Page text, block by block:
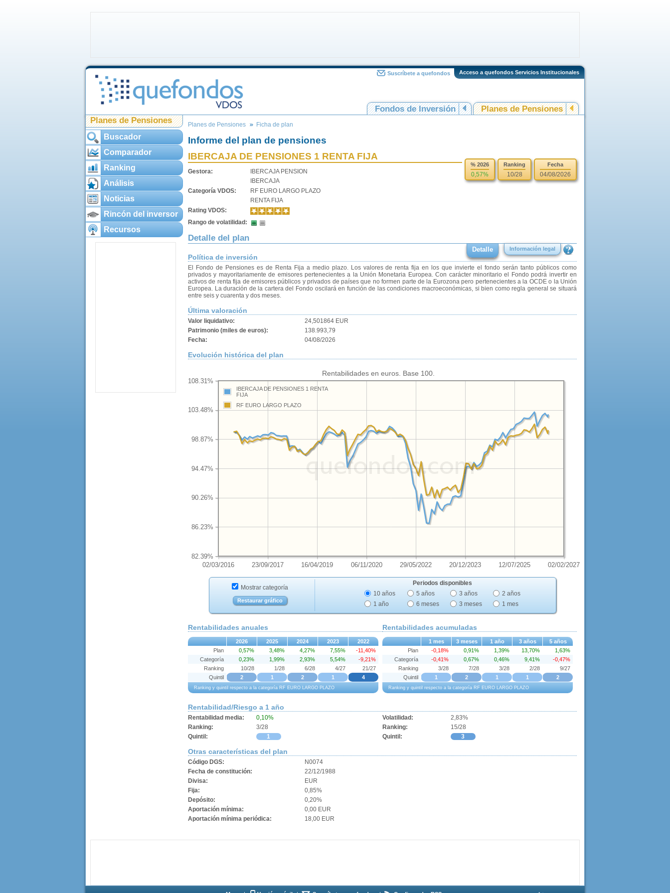
Acceso a quefondos Servicios Institucionales
Suscríbete a quefondos
Fondos de Inversión
Planes de Pensiones
Planes de Pensiones
Buscador
Comparador
Ranking
Análisis
Noticias
Rincón del inversor
Recursos
Planes de Pensiones Ficha de plan
Informe del plan de pensiones
IBERCAJA DE PENSIONES 1 RENTA FIJA
Gestora:
IBERCAJA PENSION
IBERCAJA
Categoría VDOS:
RF EURO LARGO PLAZO
RENTA FIJA
Rating VDOS:
Rango de volatilidad:
% 2026
0,57%
Ranking
10/28
Fecha
04/08/2026
Detalle del plan
Detalle Información legal
Política de inversión
El Fondo de Pensiones es de Renta Fija a medio plazo. Los valores de renta fija en los que invierte el fondo serán tanto públicos como
privados y mayoritariamente de emisores pertenecientes a la Unión Monetaria Europea. Con carácter minoritario el Fondo podrá invertir en
activos de renta fija de emisores públicos y privados de países que no formen parte de la Eurozona pero pertenecientes a la OCDE o la Unión
Europea. La duración de la cartera del Fondo oscilará en función de las condiciones macroeconómicas, si bien como regla general se situará
entre seis y cuarenta y dos meses.
Última valoración
Valor liquidativo:
24,501864 EUR
Patrimonio (miles de euros):
138.993,79
Fecha:
04/08/2026
Evolución histórica del plan
Rentabilidades en euros. Base 100.
02/03/2016 23/09/2017 16/04/2019 06/11/2020 29/05/2022 20/12/2023 12/07/2025 02/02/2027
82.39%
86.23%
90.26%
94.47%
98.87%
103.48%
108.31%
IBERCAJA DE PENSIONES 1 RENTA
FIJA
RF EURO LARGO PLAZO
Mostrar categoría
Restaurar gráfico
Periodos disponibles
10 años
5 años 3 años
2 años
1 año
6 meses 3 meses 1 mes
Rentabilidades anuales
2026 2025 2024 2023 2022
Ranking y quintil respecto a la categoría RF EURO LARGO PLAZO
Plan 0,57% 3,48% 4,27% 7,55%
-11,40%
Categoría
0,23% 1,99% 2,93% 5,54%
-9,21%
Ranking
10/28 1/28 6/28 4/27
21/27
Quintil
2 1 2 1 4
Rentabilidades acumuladas
1 mes 3 meses 1 año 3 años 5 años
Ranking y quintil respecto a la categoría RF EURO LARGO PLAZO
Plan -0,18% 0,91% 1,39% 13,70%
1,63%
Categoría
-0,41% 0,67% 0,46% 9,41%
-0,47%
Ranking
3/28 7/28 3/28 2/28
9/27
Quintil
1 2 1 1 2
Rentabilidad/Riesgo a 1 año
Rentabilidad media:
0,10%
Ranking:
3/28
Quintil:
1
Volatilidad:
2,83%
Ranking:
15/28
Quintil:
3
Otras características del plan
Código DGS:
N0074
Fecha de constitución:
22/12/1988
Divisa:
EUR
Fija:
0,85%
Depósito:
0,20%
Aportación mínima:
0,00 EUR
Aportación mínima periódica:
18,00 EUR